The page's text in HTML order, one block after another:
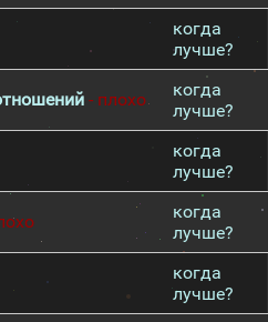
когда
лучше?
- плохо
когда
лучше?
когда
лучше?
когда
лучше?
когда
лучше?